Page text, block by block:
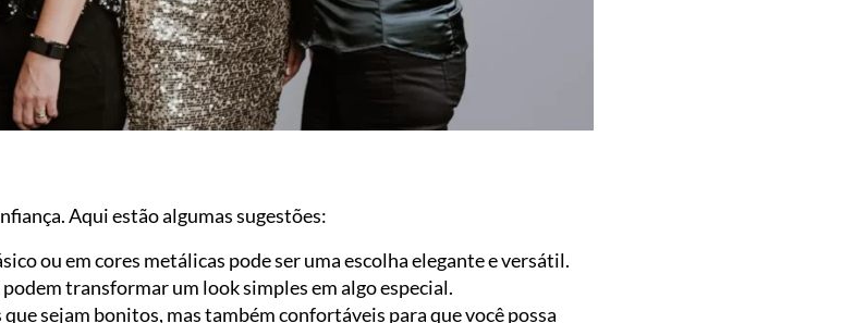
Aqui estão algumas sugestões:
ou em cores metálicas pode ser uma escolha elegante e versátil.
transformar um look simples em algo especial.
sejam bonitos, mas também confortáveis para que você possa